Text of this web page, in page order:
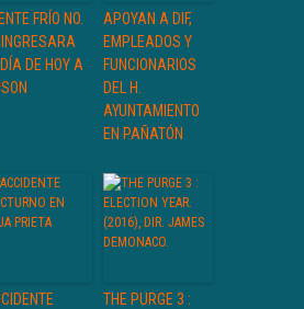
FRÍO NO.
DE HOY A
APOYAN A DIF,
EMPLEADOS Y
FUNCIONARIOS
DEL H.
AYUNTAMIENTO
EN PAÑATÓN
THE PURGE 3 :